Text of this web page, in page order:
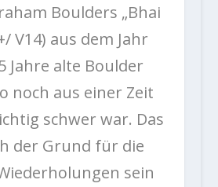
Boulders „Bhai
V14) aus dem Jahr
Jahre alte Boulder
noch aus einer Zeit
schwer war. Das
der Grund für die
sein